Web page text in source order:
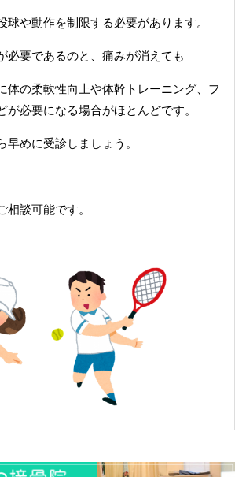
球や動作を制限する必要があります。
必要であるのと、痛みが消えても
体の柔軟性向上や体幹トレーニング、フ
が必要になる場合がほとんどです。
早めに受診しましょう。
相談可能です。